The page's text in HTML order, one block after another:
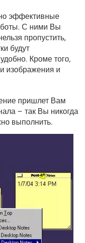
эффективные
С ними Вы
пропустить,
будут
Кроме того,
изображения и
пришлет Вам
– так Вы никогда
выполнить.